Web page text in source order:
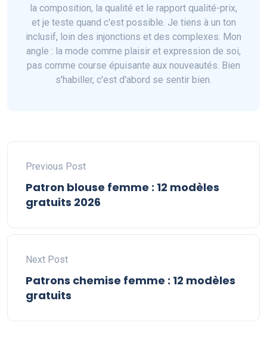
la composition, la qualité et le rapport qualité-prix,
et je teste quand c'est possible. Je tiens à un ton
inclusif, loin des injonctions et des complexes. Mon
angle : la mode comme plaisir et expression de soi,
pas comme course épuisante aux nouveautés. Bien
s'habiller, c'est d'abord se sentir bien.
Previous Post
Patron blouse femme : 12 modèles
gratuits 2026
Next Post
Patrons chemise femme : 12 modèles
gratuits